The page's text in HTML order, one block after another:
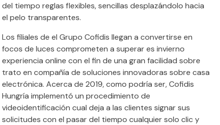
del tiempo reglas flexibles, sencillas desplazándolo hacia
el pelo transparentes.
Los filiales de el Grupo Cofidis llegan a convertirse en
focos de luces comprometen a superar es invierno
experiencia online con el fin de una gran facilidad sobre
trato en compañía de soluciones innovadoras sobre casa
electrónica. Acerca de 2019, como podrí­a ser, Cofidis
Hungría implementó un procedimiento de
videoidentificación cual deja a las clientes signar sus
solicitudes con el pasar del tiempo cualquier solo clic y